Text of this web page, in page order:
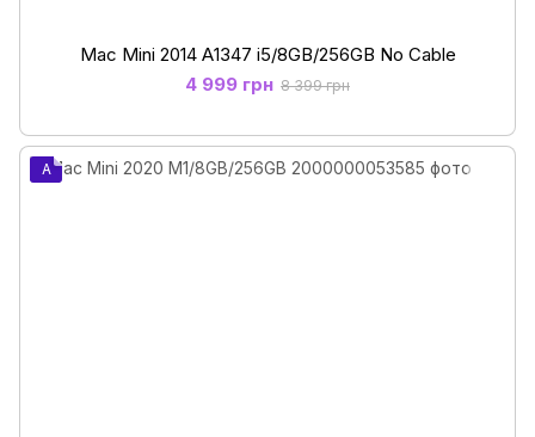
Mac Mini 2014 А1347 i5/8GB/256GB No Cable
4 999 грн 8 399 грн
A